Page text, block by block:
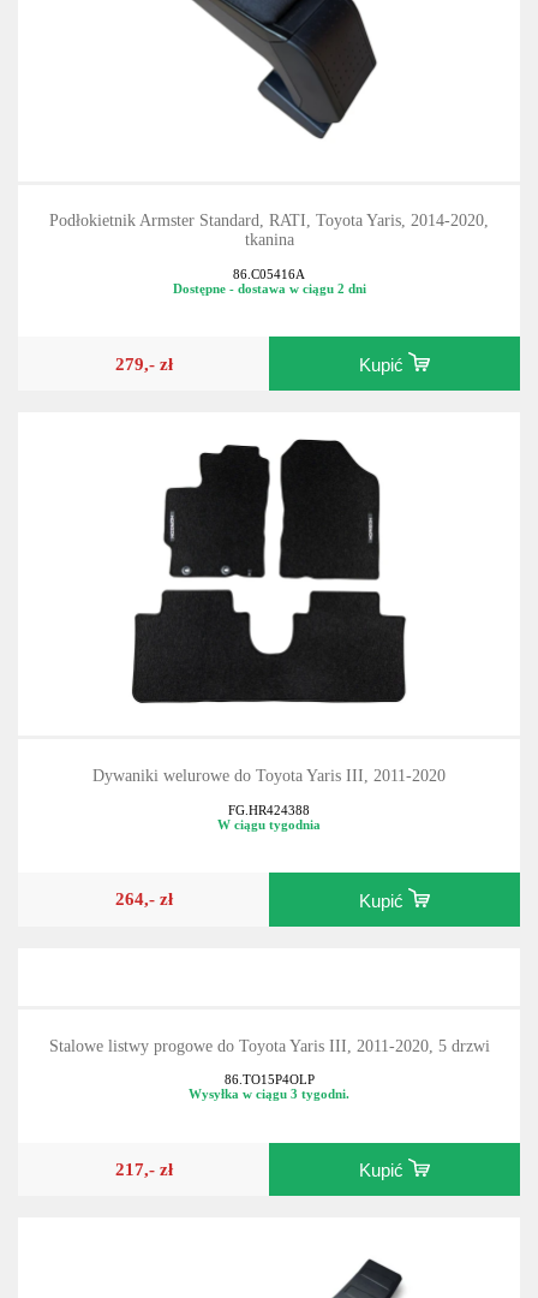
Podłokietnik Armster Standard, RATI, Toyota Yaris, 2014-2020,
tkanina
86.C05416A
Dostępne - dostawa w ciągu 2 dni
279,- zł Kupić
Dywaniki welurowe do Toyota Yaris III, 2011-2020
FG.HR424388
W ciągu tygodnia
264,- zł Kupić
Stalowe listwy progowe do Toyota Yaris III, 2011-2020, 5 drzwi
86.TO15P4OLP
Wysyłka w ciągu 3 tygodni.
217,- zł Kupić